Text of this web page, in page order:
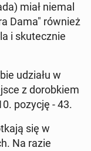
miał niemal
Dama" również
i skutecznie
udziału w
z dorobkiem
pozycję - 43.
się w
Na razie